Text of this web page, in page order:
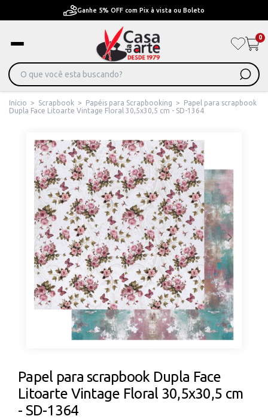
Pague em Até 6x sem juros ou ate 12x com juros
0
Início > Scrapbook > Papéis para Scrapbooking >
Papel para scrapbook
Dupla Face Litoarte Vintage Floral 30,5x30,5 cm - SD-1364
Papel para scrapbook Dupla Face
Litoarte Vintage Floral 30,5x30,5 cm
- SD-1364